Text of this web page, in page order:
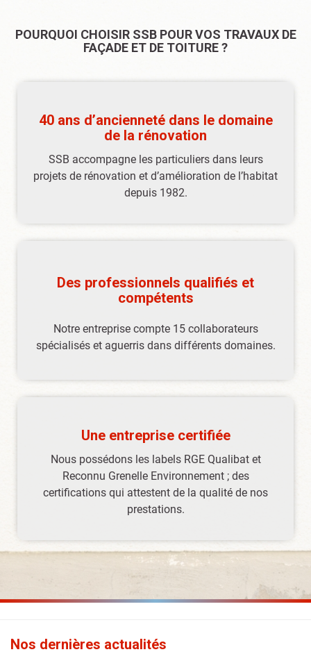
POURQUOI CHOISIR SSB POUR VOS TRAVAUX DE
FAÇADE ET DE TOITURE ?
40 ans d’ancienneté dans le domaine
de la rénovation
SSB accompagne les particuliers dans leurs
projets de rénovation et d’amélioration de l’habitat
depuis 1982.
Des professionnels qualifiés et
compétents
Notre entreprise compte 15 collaborateurs
spécialisés et aguerris dans différents domaines.
Une entreprise certifiée
Nous possédons les labels RGE Qualibat et
Reconnu Grenelle Environnement ; des
certifications qui attestent de la qualité de nos
prestations.
Nos dernières actualités